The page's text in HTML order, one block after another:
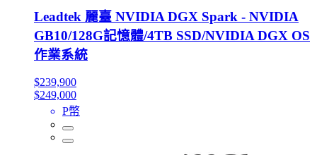
Leadtek 麗臺 NVIDIA DGX Spark - NVIDIA
GB10/128G記憶體/4TB SSD/NVIDIA DGX OS
作業系統
$239,900
$249,000
P幣